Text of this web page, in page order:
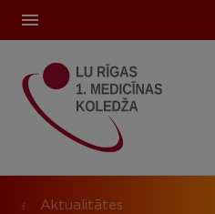
Aktualitātes